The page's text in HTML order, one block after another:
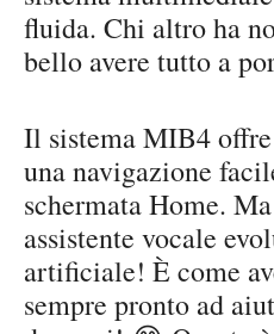
fluida. Chi altro ha
bello avere tutto a
Il sistema MIB4
una navigazione
schermata Home.
assistente vocale
artificiale! È come
sempre pronto ad